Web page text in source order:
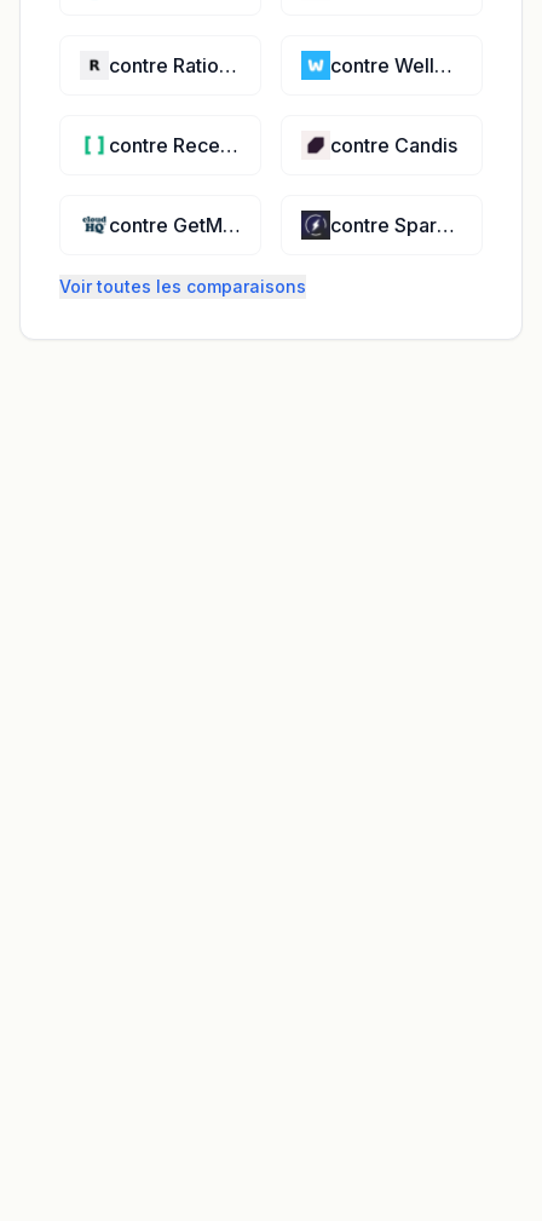
contre RatioPayments contre Wellybox
contre Receiptor contre Candis
contre GetMyReceipts contre SparkReceipt
Voir toutes les comparaisons